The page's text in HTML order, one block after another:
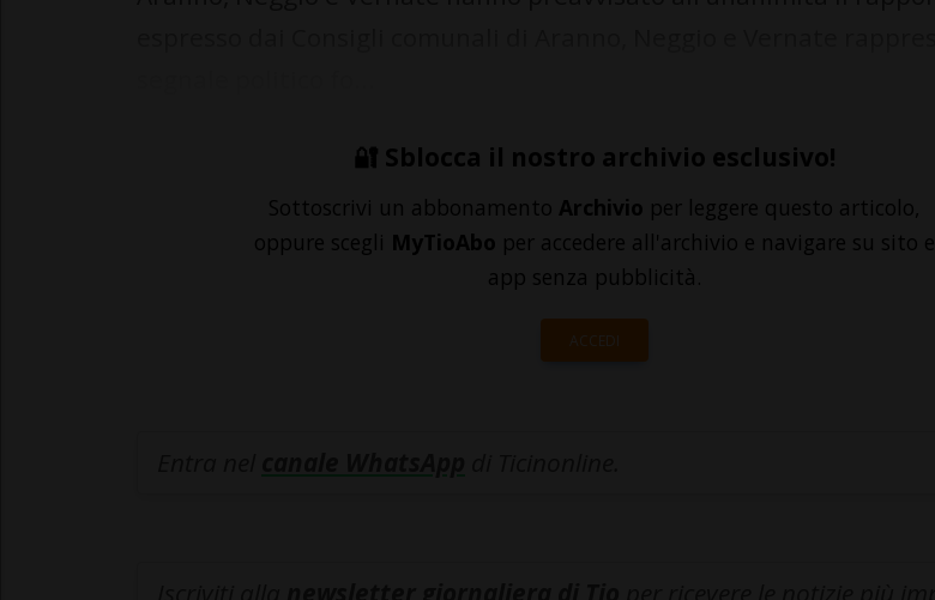
🔐 Sblocca il nostro archivio esclusivo!
Sottoscrivi un abbonamento Archivio per leggere questo articolo,
oppure scegli MyTioAbo per accedere all'archivio e navigare su sito e
app senza pubblicità.
ACCEDI